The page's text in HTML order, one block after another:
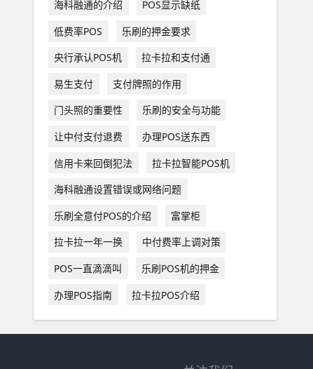
海科融通的介绍
POS显示缺纸
低费率POS
乐刷的押金要求
央行承认POS机
拉卡拉和支付通
易生支付
支付牌照的作用
门头照的重要性
乐刷的安全与功能
让中付支付退费
办理POS送东西
信用卡来回倒犯法
拉卡拉智能POS机
海科融通设置错误或网络问题
乐刷全意付POS的介绍
富掌柜
拉卡拉一年一换
中付费率上调对策
POS一直滴滴叫
乐刷POS机的押金
办理POS指南
拉卡拉POS介绍